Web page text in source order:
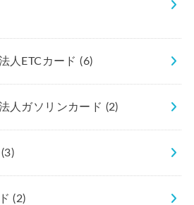
人ETCカード(6)
人ガソリンカード (2)
(3)
(2)